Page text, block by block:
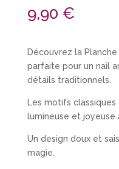
9,90 €
Découvrez la
parfaite pour un nail
détails traditionnels.
Les motifs
lumineuse et joyeuse
Un design doux et
magie.